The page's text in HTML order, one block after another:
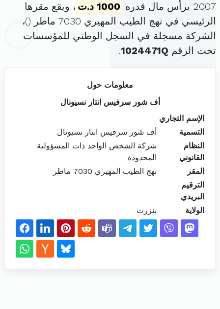
2007 برأس مال قدره
1000 د.ت
، ويقع مقرها
الرئيسي في نهج الطيب المهيري 7030 ماطر (
)،
الشركة مسجلة في السجل الوطني للمؤسسات
تحت الرقم 1024471Q
.
معلومات حول
أف شور سرفيس انتار نسيونال
الإسم التجاري
التسمية
أف شور سرفيس انتار نسيونال
النظام
القانوني
شركة الشخص الواحد ذات المسؤولية
المحدودة
المقر
نهج الطيب المهيري 7030 ماطر
الترقيم
البريدي
الولاية
بنزرت